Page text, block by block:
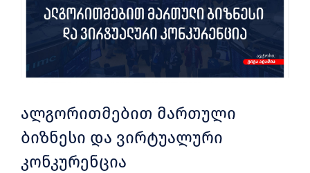
ალგორითმებით მართული
ბიზნესი და ვირტუალური
კონკურენცია